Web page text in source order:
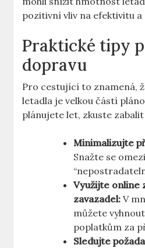
pozitivní vliv na ⁢efektivitu⁣ a
Praktické tipy
dopravu
Pro cestující to znamená,
letadla je velkou⁢ částí
plánujete ⁣let, zkuste
Minimalizujte
Snažte‌ se
Využijte online
zavazadel: V
můžete
poplatkům za
Sledujte